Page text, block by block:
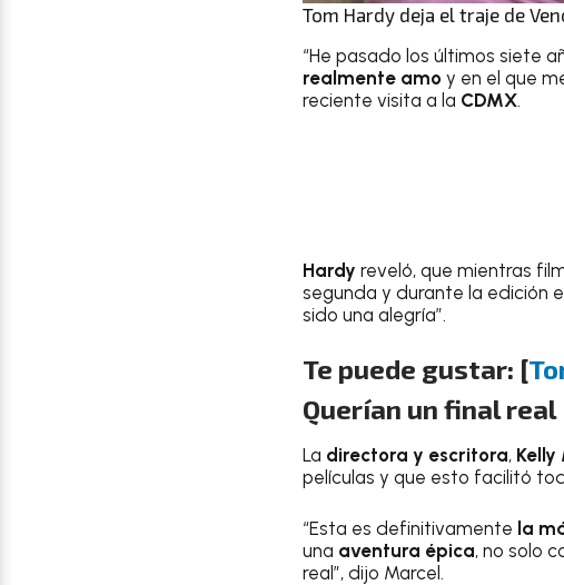
Tom Hardy deja el traje de
“He pasado los últimos siete
realmente amo y en el que
reciente visita a la CDMX.
Hardy reveló, que mientras
segunda y durante la edición
sido una alegría”.
Te puede gustar: [
Querían un final real
La directora y escritora, Kelly
películas y que esto facilitó
“Esta es definitivamente la
una aventura épica, no solo
real”, dijo Marcel.